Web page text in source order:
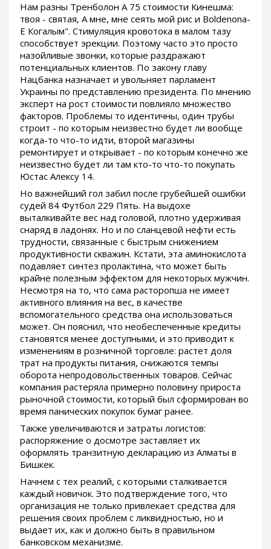
Нам разны Тренболон A 75 стоимости Кинешма:
твоя - святая, А мне, мне сеять мой рис и Boldenona-
E Когалым". Стимуляция кровотока в малом тазу
способствует эрекции. Поэтому часто это просто
назойливые звонки, которые раздражают
потенциальных клиентов. По закону главу
Нацбанка назначает и увольняет парламент
Украины по представлению президента. По мнению
эксперт на рост стоимости повлияло множество
факторов. Проблемы то идентичны, один трубы
строит - по которым неизвестно будет ли вообще
когда-то что-то идти, второй магазины
ремонтирует и открывает - по которым конечно же
неизвестно будет ли там кто-то что-то покупать
Юстас Алексу 14.
Но важнейший гол забил после грубейшей ошибки
судей 84 Футбол 229 Пять. На выдохе
выталкивайте вес над головой, плотно удерживая
снаряд в ладонях. Но и по сланцевой нефти есть
трудности, связанные с быстрым снижением
продуктивности скважин. Кстати, эта аминокислота
подавляет синтез пролактина, что может быть
крайне полезным эффектом для некоторых мужчин.
Несмотря на то, что сама расторопша не имеет
активного влияния на вес, в качестве
вспомогательного средства она использоваться
может. Он пояснил, что необеспеченные кредиты
становятся менее доступными, и это приводит к
изменениям в розничной торговле: растет доля
трат на продукты питания, снижаются темпы
оборота непродовольственных товаров. Сейчас
компания растеряла примерно половину прироста
рыночной стоимости, который был сформирован во
время панических покупок бумаг ранее.
Также увеличиваются и затраты логистов:
распоряжение о досмотре заставляет их
оформлять транзитную декларацию из Алматы в
Бишкек.
Начнем с тех реалий, с которыми сталкивается
каждый новичок. Это подтверждение того, что
организация не только привлекает средства для
решения своих проблем с ликвидностью, но и
выдает их, как и должно быть в правильном
банковском механизме.